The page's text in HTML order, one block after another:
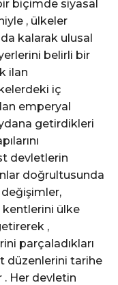
biçimde siyasal
, ülkeler
kalarak ulusal
belirli bir
ilan
iç
emperyal
getirdikleri
devletlerin
doğrultusunda
kentlerini ülke
,
parçaladıkları
düzenlerini tarihe
Her devletin